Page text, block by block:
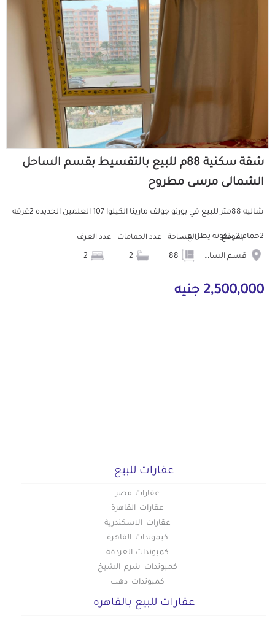
شقة سكنية 88م للبيع بالتقسيط بقسم الساحل
الشمالى مرسى مطروح
شاليه 88متر للبيع في بورتو جولف مارينا الكيلوا 107 العلمين الجديده 2غرفه
2حمام 2 بلكونه يطل ع... الموقع
قسم الساحل الشمالى
المساحة عدد الحمامات عدد الغرف
2,500,000 جنيه
عقارات للبيع
عقارات مصر
عقارات القاهرة
عقارات الاسكندرية
كبموندات القاهرة
كمبوندات الغردقة
كمبوندات شرم الشيخ
كمبوندات دهب
عقارات للبيع بالقاهره